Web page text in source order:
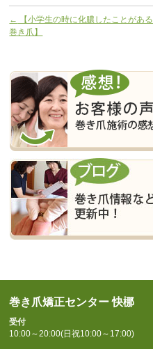
←
【小学生の時に化膿したことがある
巻き爪】
巻き爪矯正センター 快梛
受付
10:00～20:00(日祝10:00～17:00)